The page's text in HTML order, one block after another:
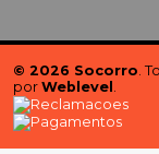
© 2026 Socorro.
por Weblevel .